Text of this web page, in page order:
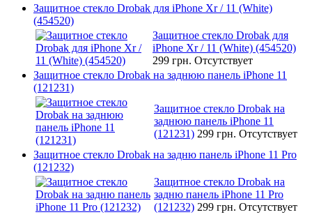
Защитное стекло Drobak для iPhone Xr / 11 (White)
(454520)
Защитное стекло Drobak для
iPhone Xr / 11 (White) (454520)
299 грн. Отсутствует
Защитное стекло Drobak на заднюю панель iPhone 11
(121231)
Защитное стекло Drobak на
заднюю панель iPhone 11
(121231) 299 грн. Отсутствует
Защитное стекло Drobak на задню панель iPhone 11 Pro
(121232)
Защитное стекло Drobak на
задню панель iPhone 11 Pro
(121232) 299 грн. Отсутствует